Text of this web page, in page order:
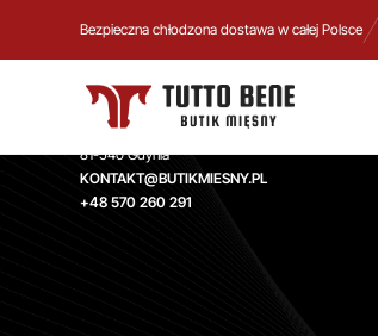
Bezpieczna chłodzona dostawa w całej Polsce
TUTTO BENE BUTIK MIĘSNY
Aleja Zwycięstwa 244,
81-540 Gdynia
KONTAKT@BUTIKMIESNY.PL
+48 570 260 291